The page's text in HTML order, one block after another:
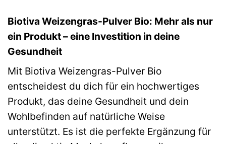
Biotiva Weizengras-Pulver Bio: Mehr als nur
ein Produkt – eine Investition in deine
Gesundheit
Mit Biotiva Weizengras-Pulver Bio
entscheidest du dich für ein hochwertiges
Produkt, das deine Gesundheit und dein
Wohlbefinden auf natürliche Weise
unterstützt. Es ist die perfekte Ergänzung für